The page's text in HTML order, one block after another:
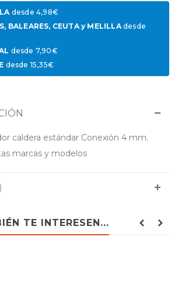
desde 4,98€
BALEARES, CEUTA y MELILLAdesde
desde 7,90€
desde 15,35€
caldera estándar Conexión 4 mm.
marcas y modelos
TE INTERESEN...